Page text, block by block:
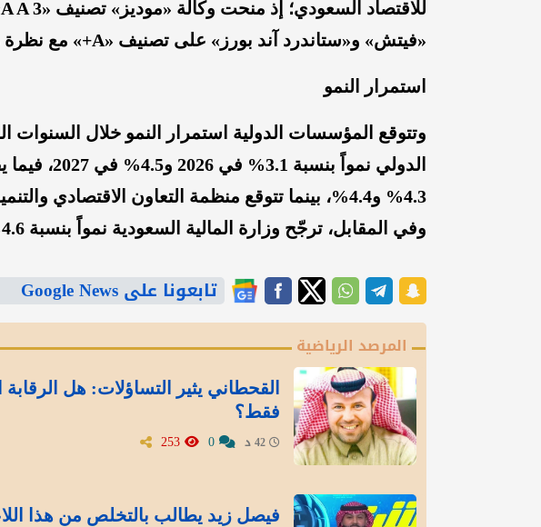
«فيتش» و«ستاندرد آند بورز» على تصنيف «A+» مع نظرة مستقبلية مستقرة.
استمرار النمو
وتتوقع المؤسسات الدولية استمرار النمو خلال السنوات
الدولي نمواً
وفي المقابل، ترجّح وزارة المالية السعودية نمواً بنسبة 4.6% في 2026 و3.7% في 2027.
تابعونا على Google News
المرصد الرياضية
القحطاني يثير التساؤلات: هل
فقط؟
فيصل زيد يطالب بالتخلص من هذا